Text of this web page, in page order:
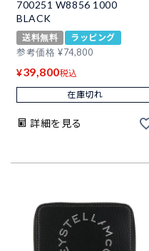
700251 W8856 1000
BLACK
送料無料
ラッピング
参考価格 ¥74,800
¥39,800税込
在庫切れ
詳細を見る